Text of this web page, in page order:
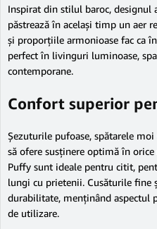
Inspirat din stilul baroc, designul
păstrează în același timp un aer
și proporțiile armonioase fac ca
perfect în livinguri luminoase,
contemporane.
Confort superior
Șezuturile pufoase, spătarele
să ofere susținere optimă în
Puffy sunt ideale pentru citit,
lungi cu prietenii. Cusăturile fine
durabilitate, menținând aspectul
de utilizare.